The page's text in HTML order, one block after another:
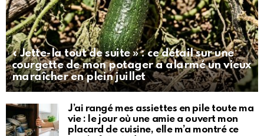
« Jette-la tout de suite » : ce détail sur une
courgette de mon potager a alarmé un vieux
maraîcher en plein juillet
J’ai rangé mes assiettes en pile toute ma
vie : le jour où une amie a ouvert mon
placard de cuisine, elle m’a montré ce